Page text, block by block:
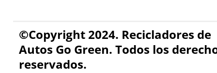
©Copyright 2024. Recicladores de
Autos Go Green. Todos los
reservados.